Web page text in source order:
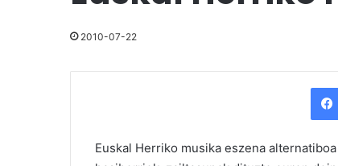
2010-07-22
Euskal Herriko musika eszena